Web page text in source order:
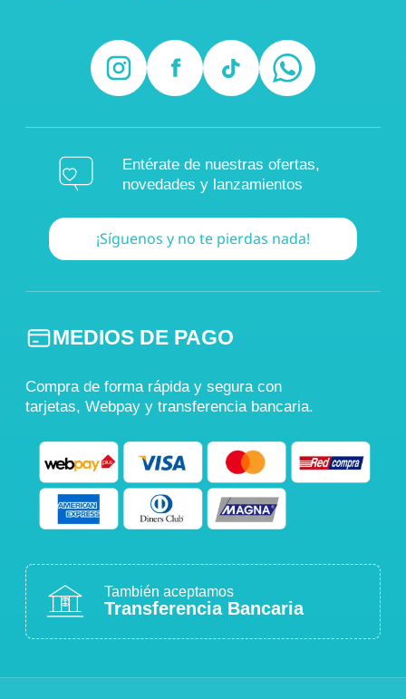
Entérate de nuestras ofertas,
novedades y lanzamientos
¡Síguenos y no te pierdas nada!
MEDIOS DE PAGO
Compra de forma rápida y segura con
tarjetas, Webpay y transferencia bancaria.
También aceptamos
Transferencia Bancaria